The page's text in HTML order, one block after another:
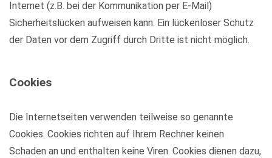
Internet (z.B. bei der Kommunikation per E-Mail)
Sicherheitslücken aufweisen kann. Ein lückenloser Schutz
der Daten vor dem Zugriff durch Dritte ist nicht möglich.
Cookies
Die Internetseiten verwenden teilweise so genannte
Cookies. Cookies richten auf Ihrem Rechner keinen
Schaden an und enthalten keine Viren. Cookies dienen dazu,